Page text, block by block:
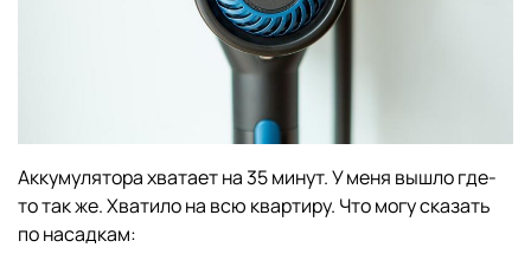
Аккумулятора хватает на 35 минут. У меня вышло где-
то так же. Хватило на всю квартиру. Что могу сказать
по насадкам: